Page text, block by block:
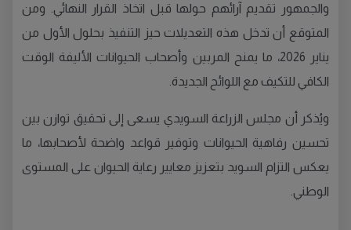
والجمهور تقديم آرائهم حولها قبل اتخاذ القرار النهائي. ومن
المتوقع أن تدخل هذه التعديلات حيز التنفيذ بحلول الأول من
يناير 2026، ما يمنح المربين وأصحاب الحيوانات الأليفة الوقت
الكافي للتكيف مع اللوائح الجديدة.
ويُذكر أن مجلس الزراعة السويدي يسعى إلى تحقيق توازن بين
تحسين رفاهية الحيوانات وتوفير قواعد واضحة لأصحابها، ما
يعكس التزام السويد بتعزيز معايير رعاية الحيوان على المستوى
الوطني.